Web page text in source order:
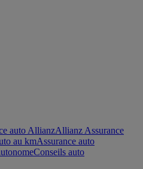
auto AllianzAllianz Assurance
au kmAssurance auto
Conseils auto